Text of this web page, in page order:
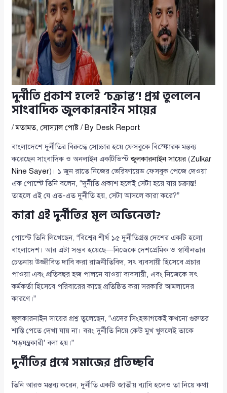
দুর্নীতি প্রকাশ হলেই ‘চক্রান্ত’! প্রশ্ন তুললেন
সাংবাদিক জুলকারনাইন সায়ের
/মতামত,সোস্যাল পোষ্ট / By Desk Report
বাংলাদেশে দুর্নীতির বিরুদ্ধে সোচ্চার হয়ে ফেসবুকে বিস্ফোরক মন্তব্য
করেছেন সাংবাদিক ও অনলাইন একটিভিস্টজুলকারনাইন সায়ের (Zulkar
Nine Sayer)। ১ জুন রাতে নিজের ভেরিফায়েড ফেসবুক পেজে দেওয়া
এক পোস্টে তিনি বলেন, “দুর্নীতি প্রকাশ হলেই সেটা হয়ে যায় চক্রান্ত!
তাহলে এই যে এত-এত দুর্নীতি হয়, সেটা আসলে কারা করে?”
কারা এই দুর্নীতির মূল অভিনেতা?
পোস্টে তিনি লিখেছেন, “বিশ্বের শীর্ষ ১৫ দুর্নীতিগ্রস্ত দেশের একটি হলো
বাংলাদেশ। আর এটা সম্ভব হয়েছে—নিজেকে দেশপ্রেমিক ও স্বাধীনতার
চেতনায় উজ্জীবিত দাবি করা রাজনীতিবিদ, সৎ ব্যবসায়ী হিসেবে প্রচার
পাওয়া এবং প্রতিবছর হজ পালনে যাওয়া ব্যবসায়ী, এবং নিজেকে সৎ
কর্মকর্তা হিসেবে পরিবারের কাছে প্রতিষ্ঠিত করা সরকারি আমলাদের
কারণে।”
জুলকারনাইন সায়ের প্রশ্ন তুলেছেন, “এদের সিংহভাগকেই কখনো গুরুতর
শাস্তি পেতে দেখা যায় না। বরং দুর্নীতি নিয়ে কেউ মুখ খুললেই তাকে
‘ষড়যন্ত্রকারী’ বলা হয়।”
দুর্নীতির প্রশ্নে সমাজের প্রতিচ্ছবি
তিনি আরও মন্তব্য করেন, দুর্নীতি একটি জাতীয় ব্যাধি হলেও তা নিয়ে কথা